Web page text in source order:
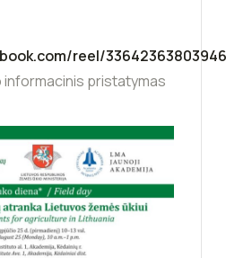
reel/
informacinis pristatymas